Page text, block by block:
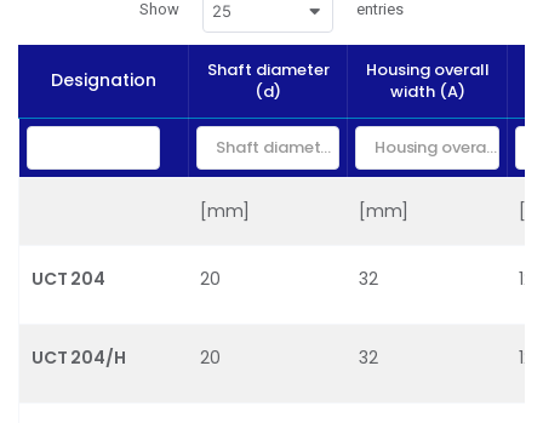
Show 25 entries
Designation
Shaft diameter
(d)
Housing overall
width (A)
[mm] [mm]
UCT 204 20 32
UCT 204/H 20 32